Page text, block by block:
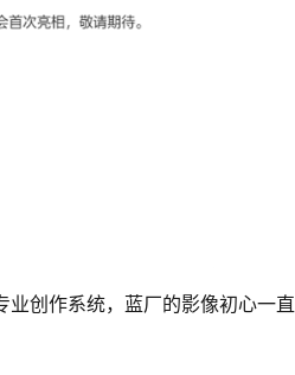
业创作系统，蓝厂的影像初心一直